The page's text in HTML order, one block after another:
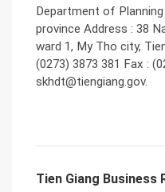
Department of
province Address : 38
ward 1, My Tho city,
(0273) 3873 381 Fax :
skhdt@tiengiang.gov.
Tien Giang